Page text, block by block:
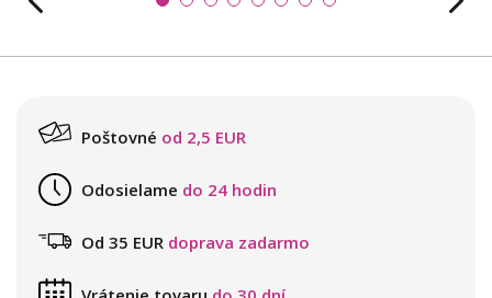
Poštovné od 2,5 EUR
Odosielame do 24 hodin
Od 35 EUR doprava zadarmo